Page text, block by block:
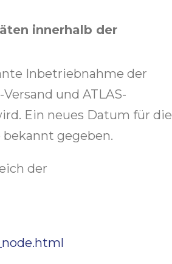
innerhalb der
Inbetriebnahme der
und ATLAS-
Ein neues Datum für die
gegeben.
der